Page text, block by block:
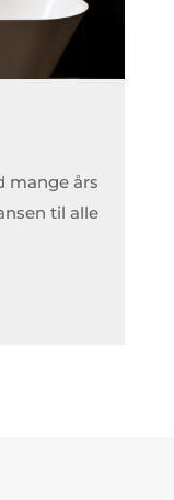
mange års
til alle